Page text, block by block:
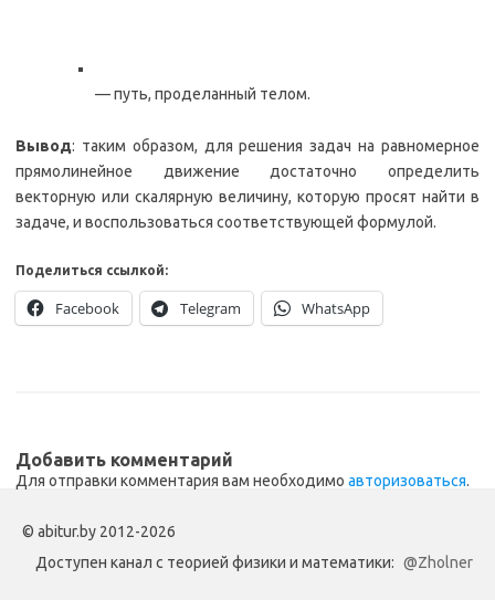
— путь, проделанный телом.
Вывод: таким образом, для решения задач на равномерное
прямолинейное движение достаточно определить
векторную или скалярную величину, которую просят найти в
задаче, и воспользоваться соответствующей формулой.
Поделиться ссылкой:
Facebook Telegram WhatsApp
Добавить комментарий
Для отправки комментария вам необходимо авторизоваться.
© abitur.by 2012-2026
Доступен канал с теорией физики и математики: @Zholner